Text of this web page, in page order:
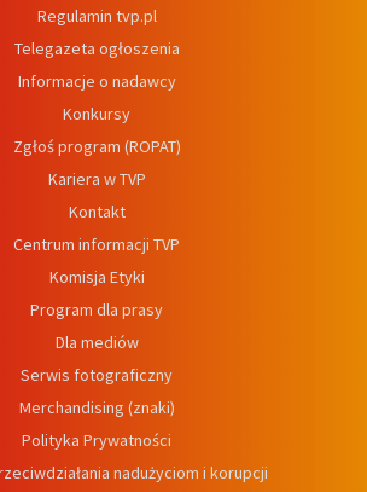
Regulamin tvp.pl
Telegazeta ogłoszenia
Informacje o nadawcy
Konkursy
Zgłoś program (ROPAT)
Kariera w TVP
Kontakt
Centrum informacji TVP
Komisja Etyki
Program dla prasy
Dla mediów
Serwis fotograficzny
Merchandising (znaki)
Polityka Prywatności
nadużyciom i korupcji